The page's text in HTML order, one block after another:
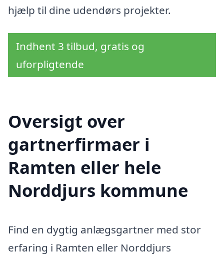
hjælp til dine udendørs projekter.
Indhent 3 tilbud, gratis og
uforpligtende
Oversigt over
gartnerfirmaer i
Ramten eller hele
Norddjurs kommune
Find en dygtig anlægsgartner med stor
erfaring i Ramten eller Norddjurs